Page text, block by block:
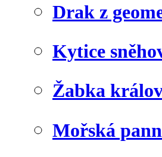
Drak z
Kytice
Žabka
Mořská